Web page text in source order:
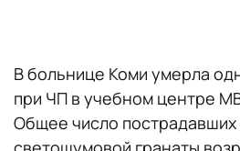
В больнице Коми умерла
при ЧП в учебном центре
Общее число пострадавших